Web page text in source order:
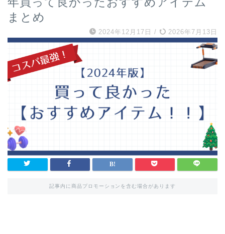
まとめ
2024年12月17日 / 2026年7月13日
記事内に商品プロモーションを含む場合があります